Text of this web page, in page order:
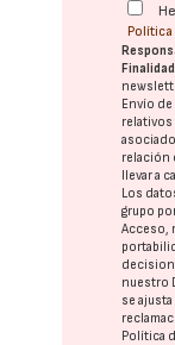
Envío
relativos
relación
llevar a
Los
grupo
Acceso,
nuestro
se
Política